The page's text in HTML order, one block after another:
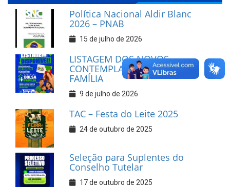
Política Nacional Aldir Blanc
2026 – PNAB
15 de julho de 2026
LISTAGEM DOS NOVOS
CONTEMPLADOS DO BOLSA
FAMÍLIA
9 de julho de 2026
TAC – Festa do Leite 2025
24 de outubro de 2025
Seleção para Suplentes do
Conselho Tutelar
17 de outubro de 2025